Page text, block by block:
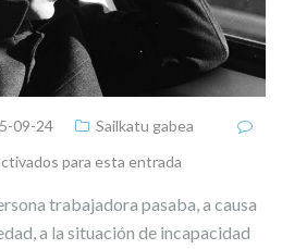
09-24
Sailkatu gabea
para esta entrada
trabajadora pasaba, a causa
a la situación de incapacidad